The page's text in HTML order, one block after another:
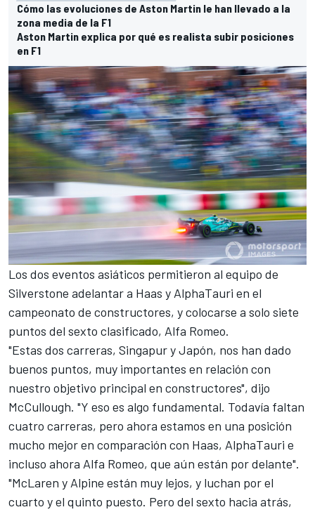
Cómo las evoluciones de Aston Martin le han llevado a la
zona media de la F1
Aston Martin explica por qué es realista subir posiciones
en F1
Los dos eventos asiáticos permitieron al equipo de
Silverstone adelantar a Haas y AlphaTauri en el
campeonato de constructores, y colocarse a solo siete
puntos del sexto clasificado, Alfa Romeo.
"Estas dos carreras, Singapur y Japón, nos han dado
buenos puntos, muy importantes en relación con
nuestro objetivo principal en constructores", dijo
McCullough. "Y eso es algo fundamental. Todavía faltan
cuatro carreras, pero ahora estamos en una posición
mucho mejor en comparación con Haas, AlphaTauri e
incluso ahora Alfa Romeo, que aún están por delante".
"McLaren y Alpine están muy lejos, y luchan por el
cuarto y el quinto puesto. Pero del sexto hacia atrás,